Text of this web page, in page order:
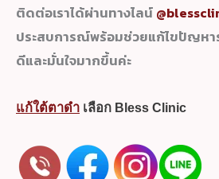
ติดต่อเราได้ผ่านทางไลน์
ประสบการณ์พร้อมช่วยแก้ไขปัญห
ดีและมั่นใจมากขึ้นค่ะ
แก้ใต้ตาดำ เลือก Bless Clinic